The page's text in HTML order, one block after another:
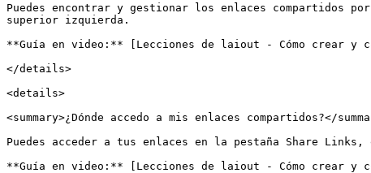
Puedes encontrar y gestionar los enlaces compartidos
superior izquierda.
**Guía en video:** [Lecciones de laiout - Cómo crear y
</details>
<details>
<summary>¿Dónde accedo a mis enlaces compartidos?</
Puedes acceder a tus enlaces en la pestaña Share
**Guía en video:** [Lecciones de laiout - Cómo crear y